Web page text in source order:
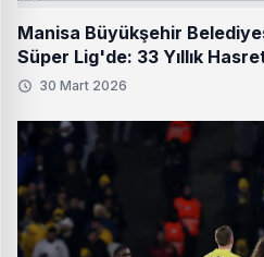
Manisa Büyükşehir
Süper Lig'de: 33 Yıllık
30 Mart 2026